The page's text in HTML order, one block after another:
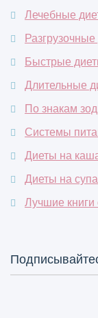
Лечебные
Разгрузочные
Быстрые
Длительные
По знакам
Системы
Диеты на
Диеты на
Лучшие книги